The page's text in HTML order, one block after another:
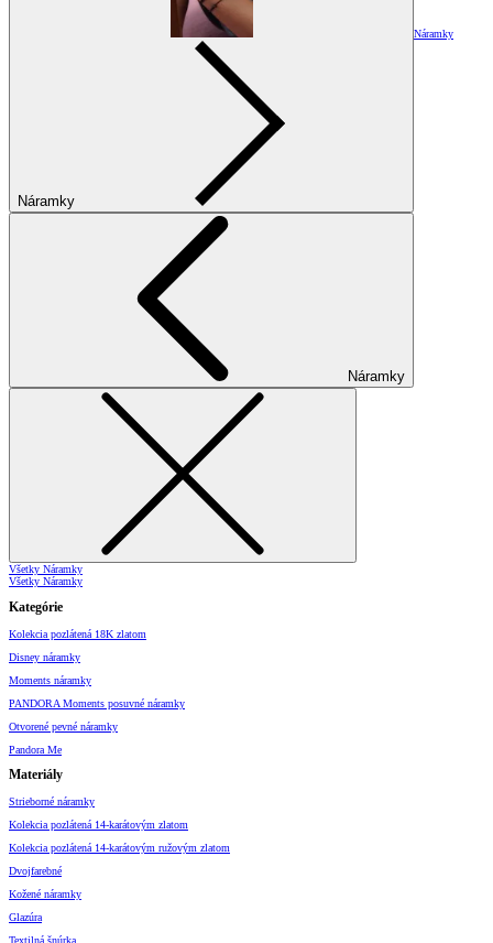
Náramky
Náramky
Náramky
Všetky Náramky
Všetky Náramky
Kategórie
Kolekcia pozlátená 18K zlatom
Disney náramky
Moments náramky
PANDORA Moments posuvné náramky
Otvorené pevné náramky
Pandora Me
Materiály
Strieborné náramky
Kolekcia pozlátená 14-karátovým zlatom
Kolekcia pozlátená 14-karátovým ružovým zlatom
Dvojfarebné
Kožené náramky
Glazúra
Textilná šnúrka